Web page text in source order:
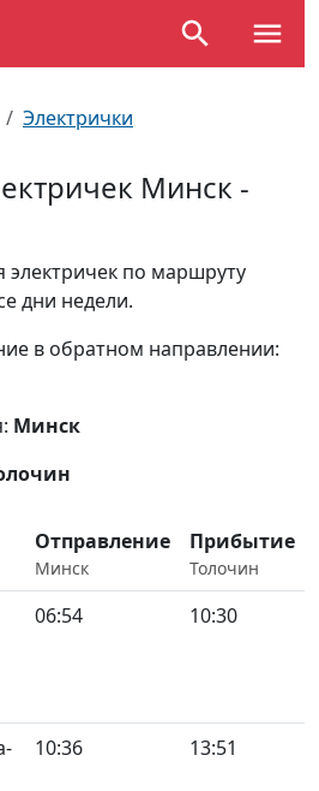
Электрички
Минск -
электричек по маршруту
дни недели.
в обратном направлении:
Минск
Отправление
Минск
Прибытие
Толочин
06:54 10:30
10:36 13:51